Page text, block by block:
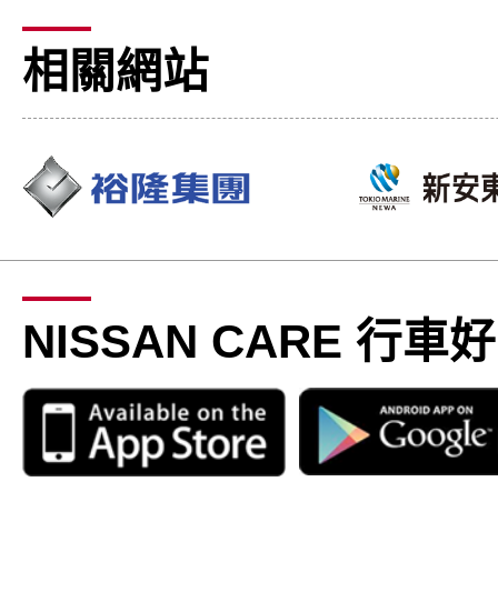
相關網站
NISSAN CARE 行車